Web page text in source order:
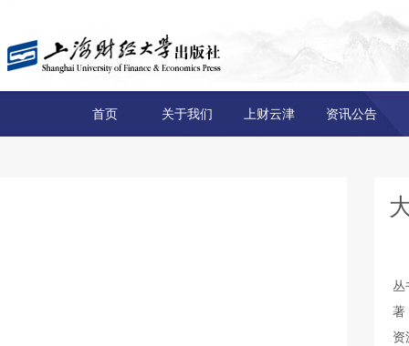
首页 关于我们 上财云津 资讯公告
丛
著
资